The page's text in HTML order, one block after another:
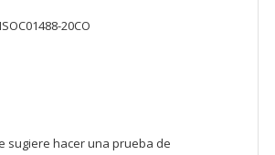
20CO
sugiere hacer una prueba de